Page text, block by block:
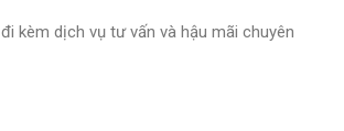
kèm dịch vụ tư vấn và hậu mãi chuyên